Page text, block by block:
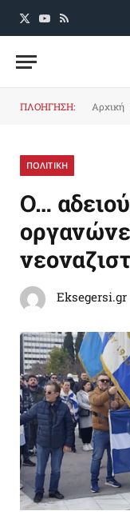
X
YouTube
RSS
ΠΛΟΗΓΗΣΗ: Αρχική
ΠΟΛΙΤΙΚΗ
O…
Eksegersi.gr